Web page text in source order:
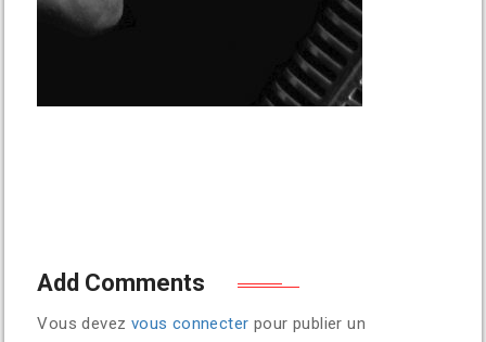
Add Comments
Vous devez vous connecter pour publier un